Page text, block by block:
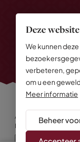
Deze
We kunnen
verbeteren,
om u een
Meer informatie
Beheer
Alle rechten
Privacy Policy